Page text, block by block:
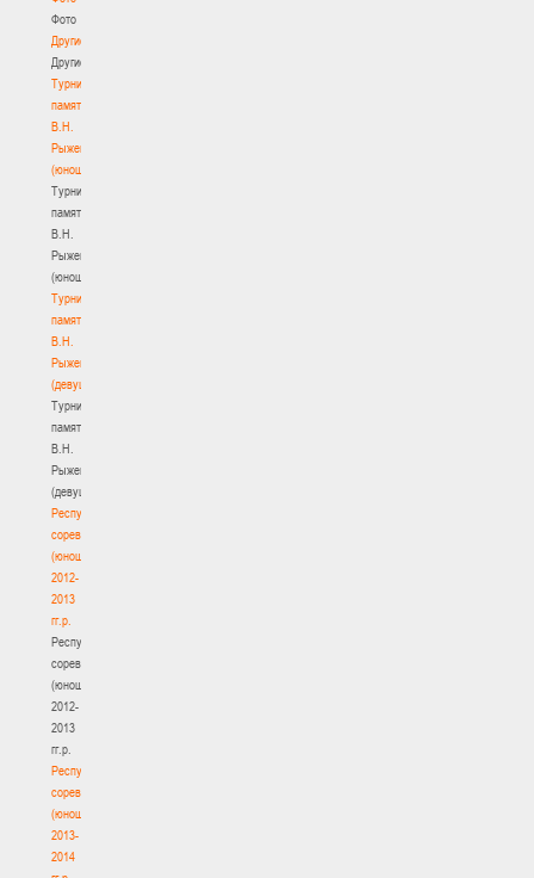
Фото
Другие
Другие
Турнир
памяти
В.Н.
Рыженкова
(юноши)
Турнир
памяти
В.Н.
Рыженкова
(юноши)
Турнир
памяти
В.Н.
Рыженкова
(девушки)
Турнир
памяти
В.Н.
Рыженкова
(девушки)
Республиканские
соревнования
(юноши)
2012-
2013
гг.р.
Республиканские
соревнования
(юноши)
2012-
2013
гг.р.
Республиканские
соревнования
(юноши)
2013-
2014